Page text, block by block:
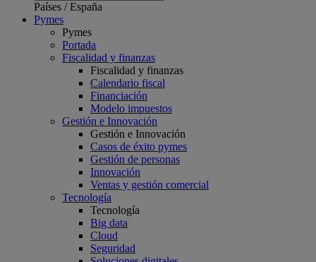
Países /España
Pymes
Pymes
Portada
Fiscalidad y finanzas
Fiscalidad y finanzas
Calendario fiscal
Financiación
Modelo impuestos
Gestión e Innovación
Gestión e Innovación
Casos de éxito pymes
Gestión de personas
Innovación
Ventas y gestión comercial
Tecnología
Tecnología
Big data
Cloud
Seguridad